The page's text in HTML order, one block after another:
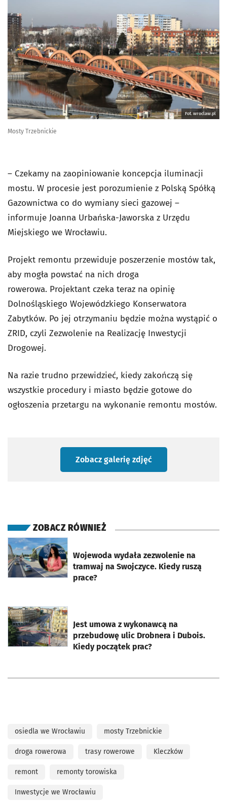
Fot. wroclaw.pl
Mosty Trzebnickie
– Czekamy na zaopiniowanie koncepcja iluminacji
mostu. W procesie jest porozumienie z Polską Spółką
Gazownictwa co do wymiany sieci gazowej –
informuje Joanna Urbańska-Jaworska z Urzędu
Miejskiego we Wrocławiu.
Projekt remontu przewiduje poszerzenie mostów tak,
aby mogła powstać na nich droga
rowerowa. Projektant czeka teraz na opinię
Dolnośląskiego Wojewódzkiego Konserwatora
Zabytków. Po jej otrzymaniu będzie można wystąpić o
ZRID, czyli Zezwolenie na Realizację Inwestycji
Drogowej.
Na razie trudno przewidzieć, kiedy zakończą się
wszystkie procedury i miasto będzie gotowe do
ogłoszenia przetargu na wykonanie remontu mostów.
Zobacz galerię zdjęć
ZOBACZ RÓWNIEŻ
Wojewoda wydała zezwolenie na
tramwaj na Swojczyce. Kiedy ruszą
prace?
otworzy się w nowej karcie
Jest umowa z wykonawcą na
przebudowę ulic Drobnera i Dubois.
Kiedy początek prac?
otworzy się w nowej karcie
osiedla we Wrocławiu mosty Trzebnickie
droga rowerowa trasy rowerowe Kleczków
remont remonty torowiska
Inwestycje we Wrocławiu